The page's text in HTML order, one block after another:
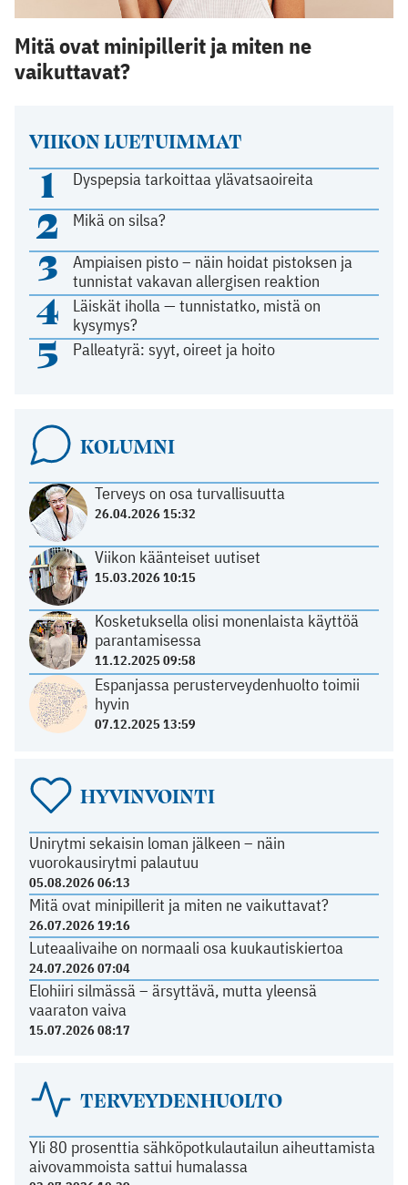
VIIKON LUETUIMMAT
1 Dyspepsia tarkoittaa ylävatsaoireita
2 Mikä on silsa?
3
Ampiaisen pisto – näin hoidat pistoksen ja
tunnistat vakavan allergisen reaktion
4
Läiskät iholla — tunnistatko, mistä on
kysymys?
5 Palleatyrä: syyt, oireet ja hoito
KOLUMNI
Terveys on osa turvallisuutta
26.04.2026 15:32
Viikon käänteiset uutiset
15.03.2026 10:15
Kosketuksella olisi monenlaista käyttöä
parantamisessa
11.12.2025 09:58
Espanjassa perusterveydenhuolto toimii
hyvin
07.12.2025 13:59
HYVINVOINTI
Unirytmi sekaisin loman jälkeen – näin
vuorokausirytmi palautuu
05.08.2026 06:13
Mitä ovat minipillerit ja miten ne vaikuttavat?
26.07.2026 19:16
Luteaalivaihe on normaali osa kuukautiskiertoa
24.07.2026 07:04
Elohiiri silmässä – ärsyttävä, mutta yleensä
vaaraton vaiva
15.07.2026 08:17
TERVEYDENHUOLTO
Yli 80 prosenttia sähköpotkulautailun aiheuttamista
aivovammoista sattui humalassa
Mitä ovat minipillerit ja miten ne
vaikuttavat?